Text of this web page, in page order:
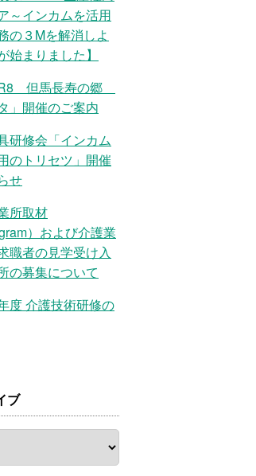
～インカムを活用
の３Mを解消しよ
始まりました】
但馬長寿の郷
」開催のご案内
研修会「インカム
のトリセツ」開催
せ
所取材
）および介護業
職者の見学受け入
の募集について
度 介護技術研修の
ブ